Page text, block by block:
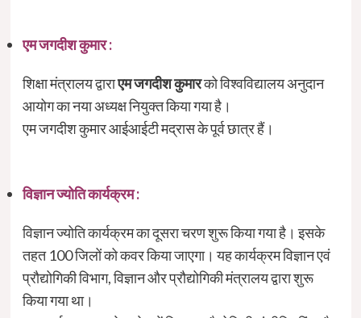
एम जगदीश कुमार :
शिक्षा मंत्रालय द्वाराएमजगदीश कुमारको विश्वविद्यालय अनुदान
आयोग का नया अध्यक्ष नियुक्त किया गया है।
एम जगदीश कुमार आईआईटी मद्रास के पूर्व छात्र हैं।
विज्ञान ज्योति कार्यक्रम :
विज्ञान ज्योति कार्यक्रम का दूसरा चरण शुरू किया गया है। इसके
तहत 100 जिलों को कवर किया जाएगा। यह कार्यक्रम विज्ञान एवं
प्रौद्योगिकी विभाग, विज्ञान और प्रौद्योगिकी मंत्रालय द्वारा शुरू
किया गया था।